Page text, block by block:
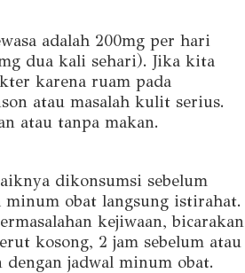
adalah 200mg per hari
dua kali sehari). Jika kita
karena ruam pada
atau masalah kulit serius.
atau tanpa makan.
dikonsumsi sebelum
obat langsung istirahat.
kejiwaan, bicarakan
kosong, 2 jam sebelum atau
jadwal minum obat.